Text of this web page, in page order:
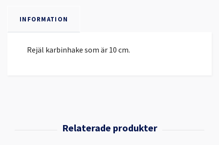
INFORMATION
Rejäl karbinhake som är 10 cm.